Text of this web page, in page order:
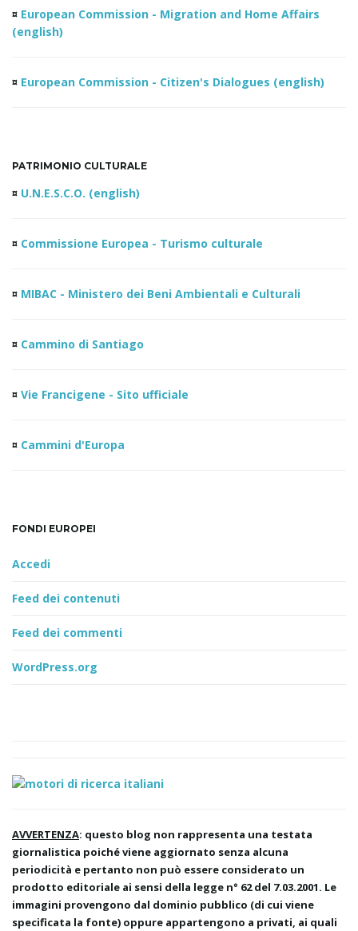
¤ European Commission - Migration and Home Affairs
(english)
¤ European Commission - Citizen's Dialogues (english)
PATRIMONIO CULTURALE
¤ U.N.E.S.C.O. (english)
¤ Commissione Europea - Turismo culturale
¤ MIBAC - Ministero dei Beni Ambientali e Culturali
¤ Cammino di Santiago
¤ Vie Francigene - Sito ufficiale
¤ Cammini d'Europa
FONDI EUROPEI
Accedi
Feed dei contenuti
Feed dei commenti
WordPress.org
AVVERTENZA: questo blog non rappresenta una testata
giornalistica poiché viene aggiornato senza alcuna
periodicità e pertanto non può essere considerato un
prodotto editoriale ai sensi della legge n° 62 del 7.03.2001. Le
immagini provengono dal dominio pubblico (di cui viene
specificata la fonte) oppure appartengono a privati, ai quali